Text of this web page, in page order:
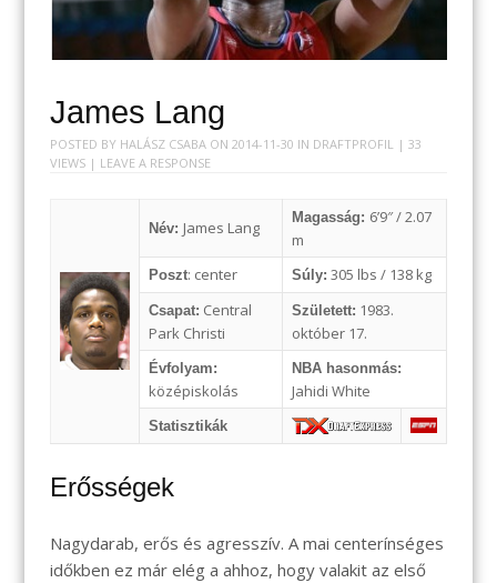
James Lang
POSTED BY HALÁSZ CSABAON 2014-11-30 IN DRAFTPROFIL| 33
VIEWS | LEAVE A RESPONSE
Név: James Lang
Magasság: 6’9″ / 2.07
m
Poszt: center Súly: 305 lbs / 138 kg
Csapat: Central
Park Christi
Született: 1983.
október 17.
Évfolyam:
középiskolás
NBA hasonmás:
Jahidi White
Statisztikák
Erősségek
Nagydarab, erős és agresszív. A mai centerínséges
időkben ez már elég a ahhoz, hogy valakit az első